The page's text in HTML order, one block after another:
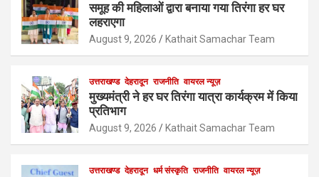
समूह की महिलाओं द्वारा बनाया गया तिरंगा हर घर
लहराएगा
August 9, 2026 Kathait Samachar Team
उत्तराखण्ड देहरादून राजनीति वायरल न्यूज़
मुख्यमंत्री ने हर घर तिरंगा यात्रा कार्यक्रम में किया
प्रतिभाग
August 9, 2026 Kathait Samachar Team
उत्तराखण्ड देहरादून धर्म संस्कृति राजनीति वायरल न्यूज़